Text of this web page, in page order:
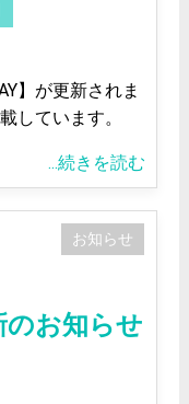
】が更新されま
しています。
...続きを読む
のお知らせ
お知らせ